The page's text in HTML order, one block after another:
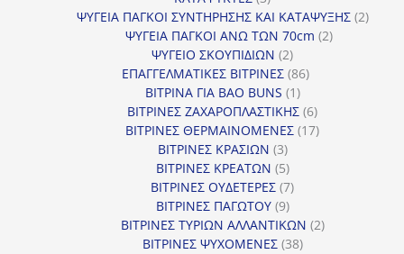
προϊόντα
ΨΥΓΕΙΑ ΠΑΓΚΟΙ ΣΥΝΤΗΡΗΣΗΣ ΚΑΙ ΚΑΤΑΨΥΞΗΣ 22
ΨΥΓΕΙΑ ΠΑΓΚΟΙ ΑΝΩ ΤΩΝ 70cm 22
ΨΥΓΕΙΟ ΣΚΟΥΠΙΔΙΩΝ 22
προϊόντα
ΕΠΑΓΓΕΛΜΑΤΙΚΕΣ ΒΙΤΡΙΝΕΣ 8686
ΒΙΤΡΙΝΑ ΓΙΑ BAO BUNS 11
προϊόν
ΒΙΤΡΙΝΕΣ ΖΑΧΑΡΟΠΛΑΣΤΙΚΗΣ 66
προϊόντα
ΒΙΤΡΙΝΕΣ ΘΕΡΜΑΙΝΟΜΕΝΕΣ 1717
ΒΙΤΡΙΝΕΣ ΚΡΑΣΙΩΝ 33
προϊόντα
ΒΙΤΡΙΝΕΣ ΚΡΕΑΤΩΝ 55
προϊόντα
ΒΙΤΡΙΝΕΣ ΟΥΔΕΤΕΡΕΣ 77
ΒΙΤΡΙΝΕΣ ΠΑΓΩΤΟΥ 99
προϊόντα
ΒΙΤΡΙΝΕΣ ΤΥΡΙΩΝ ΑΛΛΑΝΤΙΚΩΝ 22
ΒΙΤΡΙΝΕΣ ΨΥΧΟΜΕΝΕΣ 3838